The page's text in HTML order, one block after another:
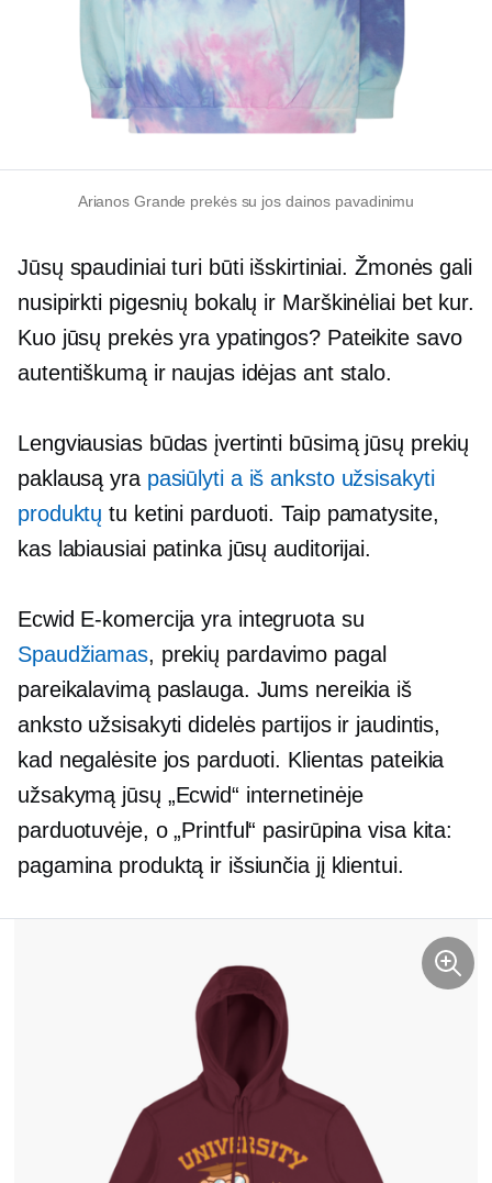
Arianos Grande prekės su jos dainos pavadinimu
Jūsų spaudiniai turi būti išskirtiniai. Žmonės gali
nusipirkti pigesnių bokalų ir Marškinėliaibet kur.
Kuo jūsų prekės yra ypatingos? Pateikite savo
autentiškumą ir naujas idėjas ant stalo.
Lengviausias būdas įvertinti būsimą jūsų prekių
paklausą yra pasiūlyti a iš anksto užsisakyti
produktų tu ketini parduoti. Taip pamatysite,
kas labiausiai patinka jūsų auditorijai.
Ecwid E-komercija yra integruota su
Spaudžiamas, prekių pardavimo pagal
pareikalavimą paslauga. Jums nereikia iš
anksto užsisakyti didelės partijos ir jaudintis,
kad negalėsite jos parduoti. Klientas pateikia
užsakymą jūsų „Ecwid“ internetinėje
parduotuvėje, o „Printful“ pasirūpina visa kita:
pagamina produktą ir išsiunčia jį klientui.